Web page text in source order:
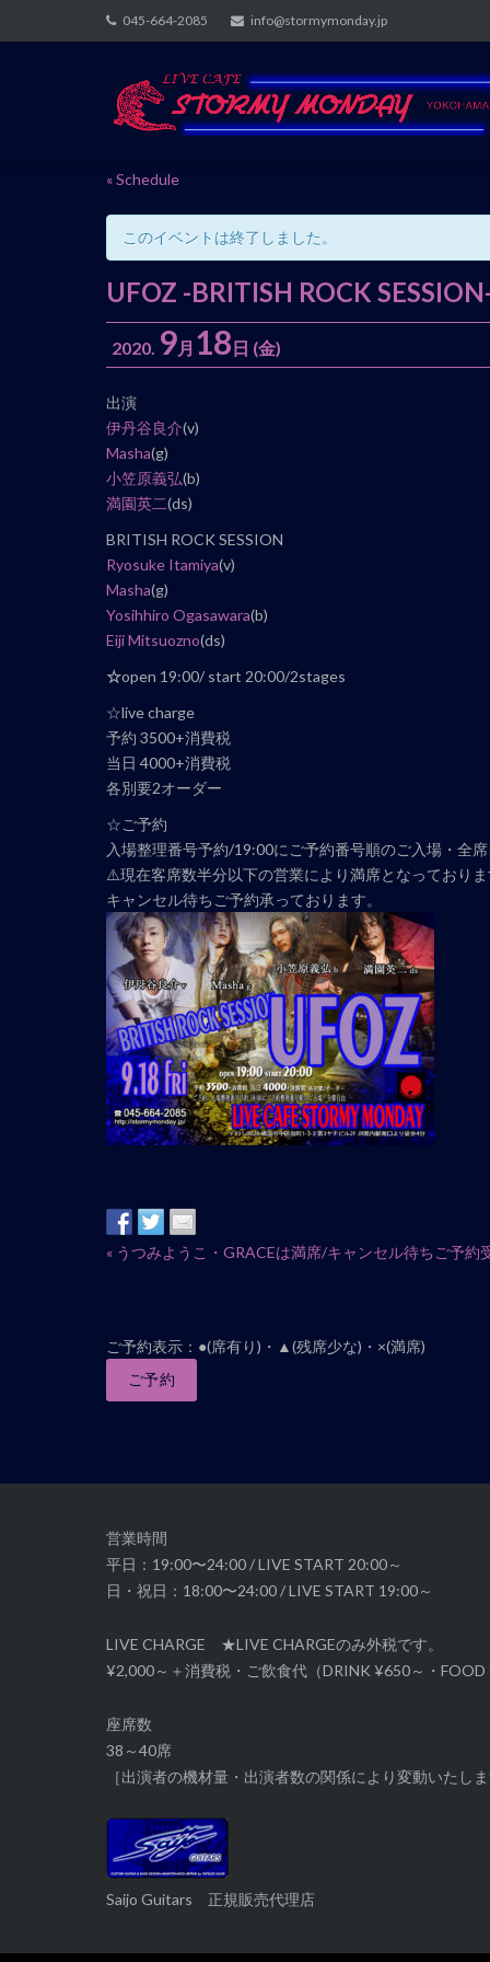
to
045-664-2085 info@stormymonday.jp
« Schedule
このイベントは終了しました。
UFOZ -BRITISH ROCK
2020. 9月 18 日 (金)
イ
ベ
ン
ト
ナ
ビ
ゲ
ー
シ
ョ
ン
出演
伊丹谷良介(v)
Masha(g)
小笠原義弘(b)
満園英二(ds)
BRITISH ROCK SESSION
Ryosuke Itamiya(v)
Masha(g)
Yosihhiro Ogasawara(b)
Eiji Mitsuozno(ds)
☆open 19:00/ start 20:00/2stages
☆live charge
予約 3500+消費税
当日 4000+消費税
各別要2オーダー
☆ご予約
入場整理番号予約/19:00にご予約番号順のご入場・全
⚠️現在客席数半分以下の営業により満席となっており
キャンセル待ちご予約承っております。
イ
ト
ナ
ョ
«うつみようこ・GRACEは満席/キャンセル待ちご予約
ご予約表示：●(席有り)・▲(残席少な)・×(満席)
ご予約
営業時間
平日：19:00〜24:00 / LIVE START 20:00～
日・祝日：18:00〜24:00 / LIVE START 19:00～
LIVE CHARGE ★LIVE CHARGEのみ外税です。
¥2,000～＋消費税・ご飲食代（DRINK ¥650～・
座席数
38～40席
［出演者の機材量・出演者数の関係により変動いたし
Saijo Guitars 正規販売代理店